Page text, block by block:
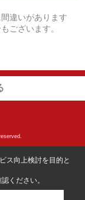
違いがあります
ございます。
ス向上検討を目的と
ください。